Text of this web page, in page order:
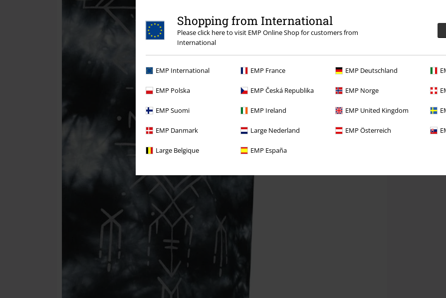
Shopping from International
Please click here to visit EMP Online Shop for customers from
International
EMP International EMP France EMP Deutschland
EMP Polska EMP Česká Republika EMP Norge
EMP Suomi EMP Ireland EMP United Kingdom
EMP Danmark Large Nederland EMP Österreich
Large Belgique EMP España